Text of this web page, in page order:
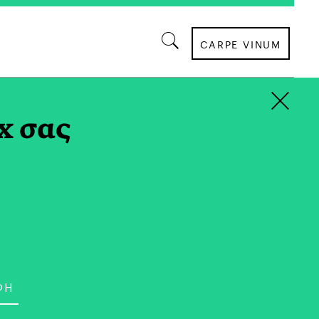
CARPE VINUM
Πολιτικές Επιστήμες και Ιστορία
στο Birkbeck College και Politics of
σας
×